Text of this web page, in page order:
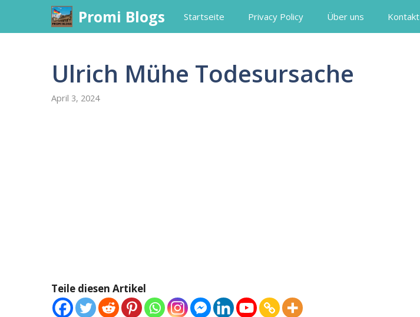
content
Promi Blogs Startseite Privacy Policy Über uns Kontakt
Ulrich Mühe Todesursache
April 3, 2024
Teile diesen Artikel